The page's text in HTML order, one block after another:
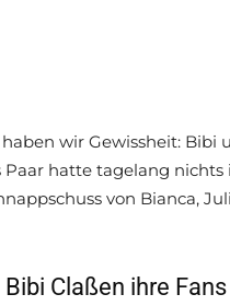
wir Gewissheit: Bibi
hatte tagelang
von Bianca,
Claßen ihre